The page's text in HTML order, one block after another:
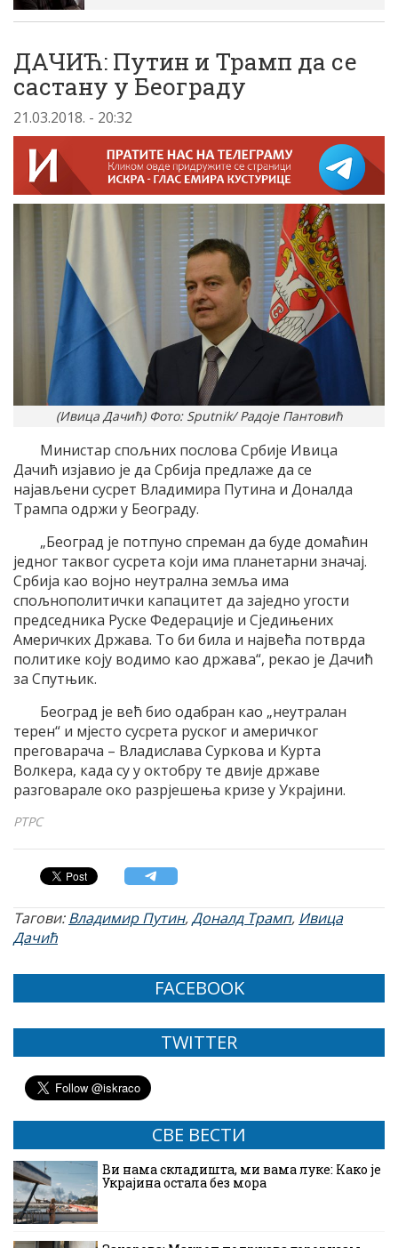
ДАЧИЋ: Путин и Трамп да се
састану у Београду
21.03.2018. - 20:32
(Ивица Дачић) Фото: Sputnik/ Радоје Пантовић
Министар спољних послова Србије Ивица
Дачић изјавио је да Србија предлаже да се
најављени сусрет Владимира Путина и Доналда
Трампа одржи у Београду.
„Београд је потпуно спреман да буде домаћин
једног таквог сусрета који има планетарни значај.
Србија као војно неутрална земља има
спољнополитички капацитет да заједно угости
председника Руске Федерације и Сједињених
Америчких Држава. То би била и највећа потврда
политике коју водимо као држава“, рекао је Дачић
за Спутњик.
Београд је већ био одабран као „неутралан
терен“ и мјесто сусрета руског и америчког
преговарача – Владислава Суркова и Курта
Волкера, када су у октобру те двије државе
разговарале око разрјешења кризе у Украјини.
РТРС
Тагови:Владимир Путин,Доналд Трамп, Ивица
Дачић
FACEBOOK
TWITTER
СВЕ ВЕСТИ
Ви нама складишта, ми вама луке: Како је
Украјина остала без мора